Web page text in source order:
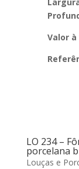
Valor
LO 234 –
porcelana
Louças e